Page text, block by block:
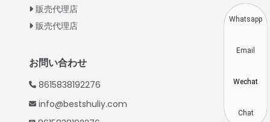
販売代理店
販売代理店
お問い合わせ
8615838192276
info@bestshuliy.com
Vietnamese
Whatsapp
Email
Wechat
Chat